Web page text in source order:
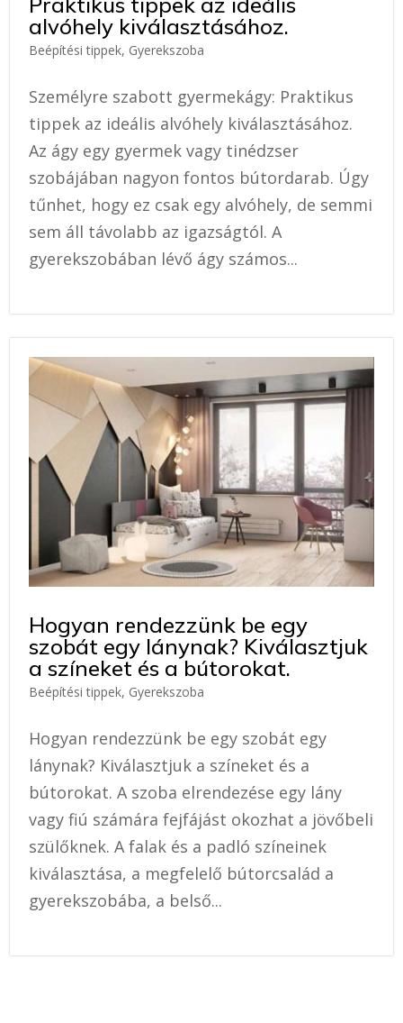
alvóhely kiválasztásához.
Beépítési tippek, Gyerekszoba
Személyre szabott gyermekágy: Praktikus
tippek az ideális alvóhely kiválasztásához.
Az ágy egy gyermek vagy tinédzser
szobájában nagyon fontos bútordarab. Úgy
tűnhet, hogy ez csak egy alvóhely, de semmi
sem áll távolabb az igazságtól. A
gyerekszobában lévő ágy számos...
Hogyan rendezzünk be egy
szobát egy lánynak? Kiválasztjuk
a színeket és a bútorokat.
Beépítési tippek, Gyerekszoba
Hogyan rendezzünk be egy szobát egy
lánynak? Kiválasztjuk a színeket és a
bútorokat. A szoba elrendezése egy lány
vagy fiú számára fejfájást okozhat a jövőbeli
szülőknek. A falak és a padló színeinek
kiválasztása, a megfelelő bútorcsalád a
gyerekszobába, a belső...